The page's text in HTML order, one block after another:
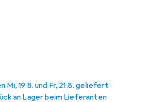
Mi, 19.8. und Fr, 21.8. geliefert
an Lager beim Lieferanten